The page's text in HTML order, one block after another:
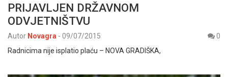
PRIJAVLJEN DRŽAVNOM
ODVJETNIŠTVU
Autor Novagra - 09/07/2015
0
Radnicima nije isplatio plaću – NOVA GRADIŠKA,